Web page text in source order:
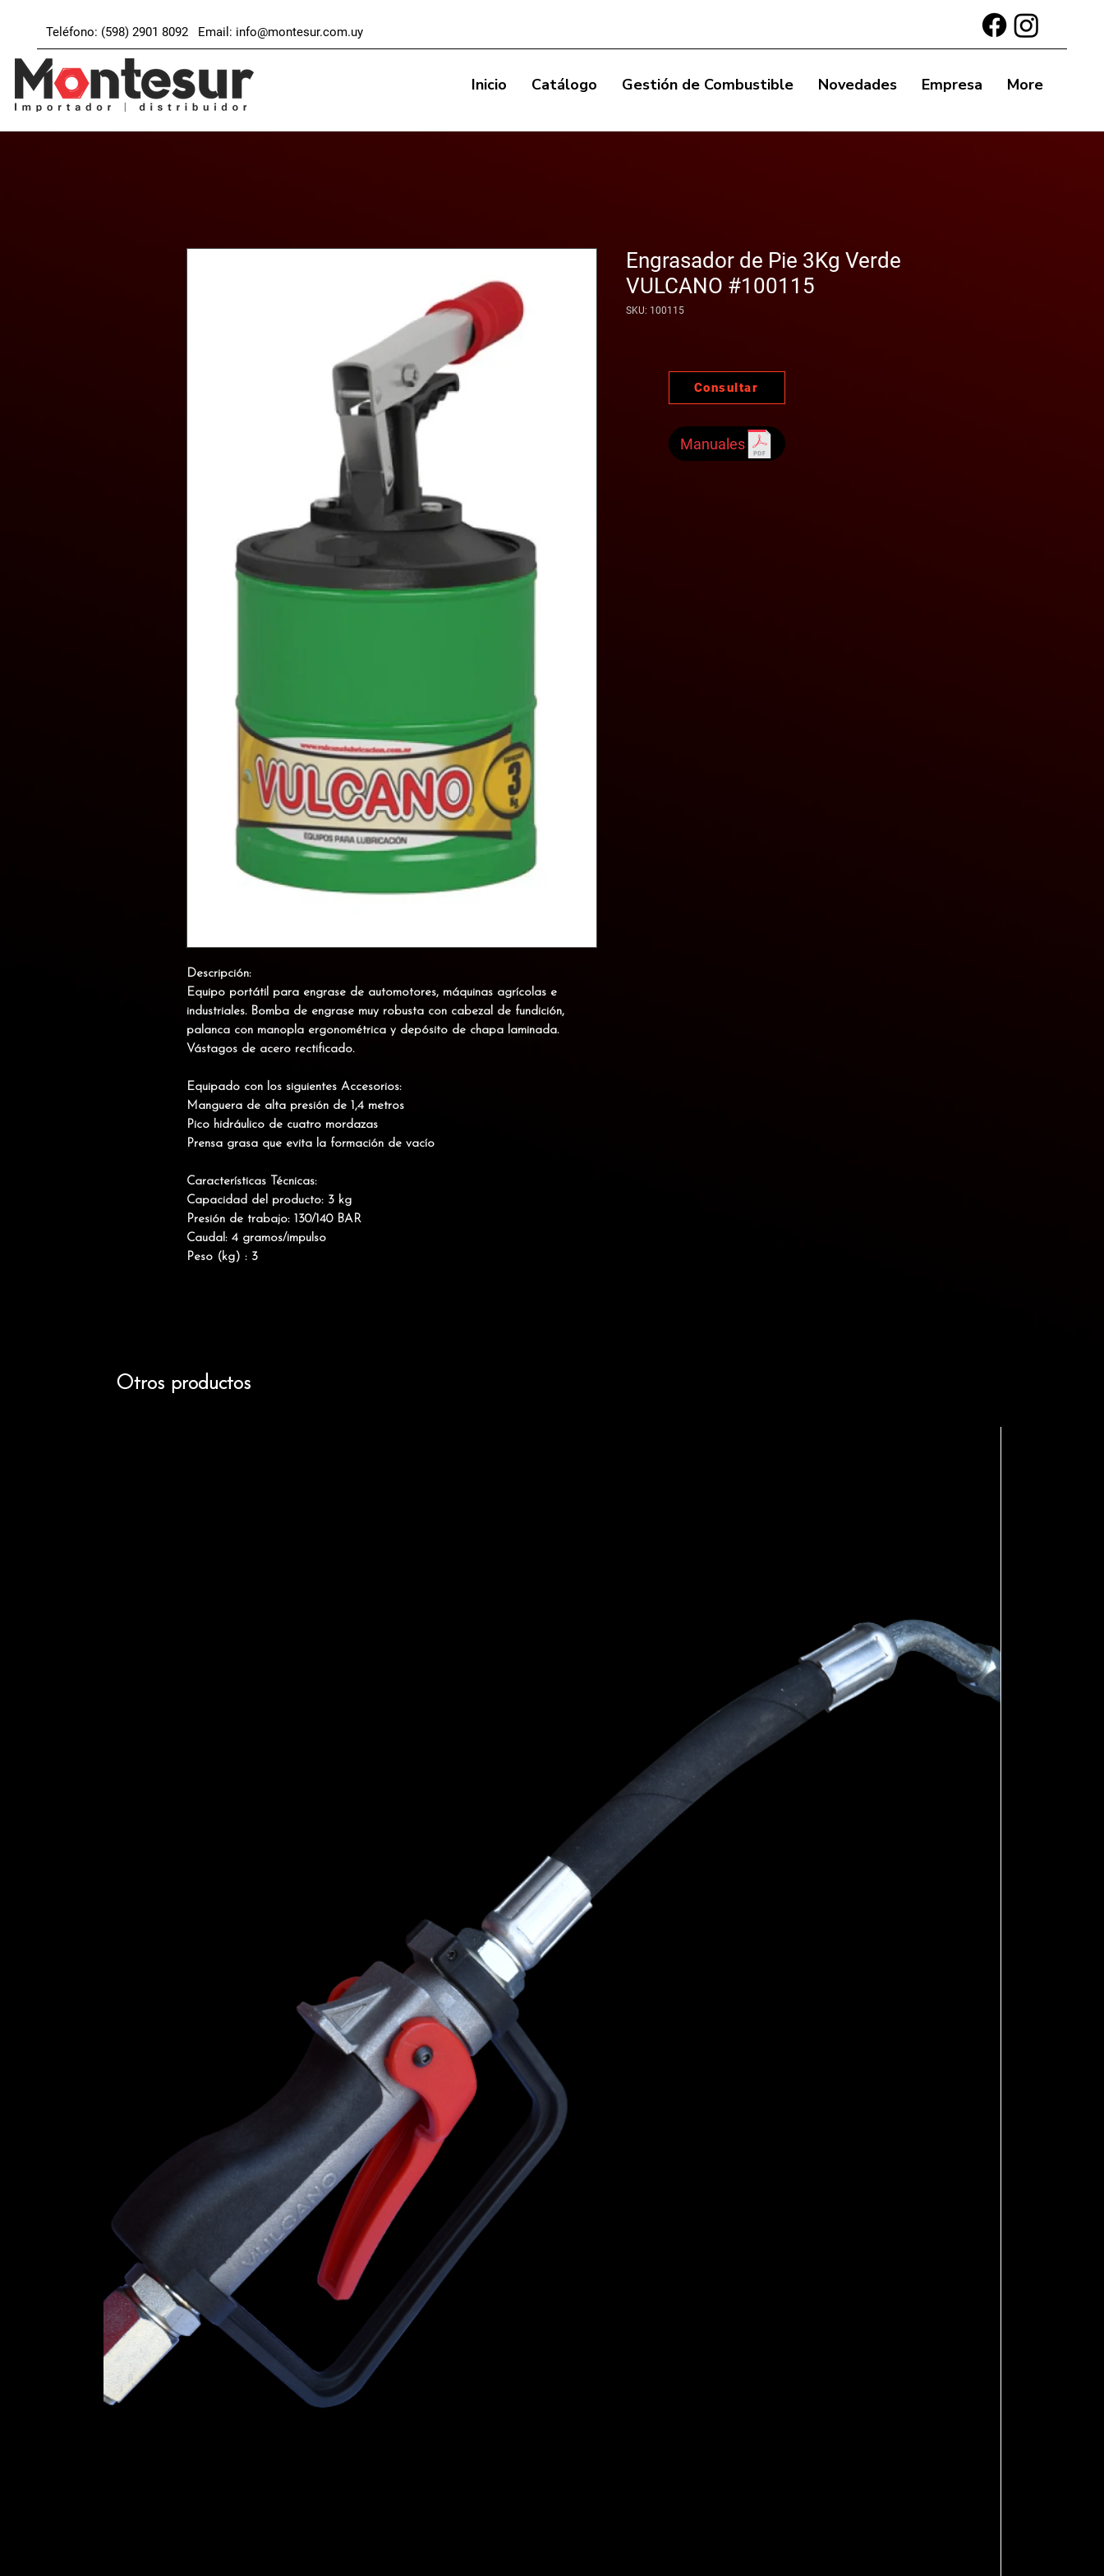
Teléfono: (598) 2901 8092 Email: info@montesur.com.uy
Inicio Catálogo Gestión de Combustible Novedades Empresa More
Descripción:
Equipo portátil para engrase de automotores, máquinas agrícolas e
industriales. Bomba de engrase muy robusta con cabezal de fundición,
palanca con manopla ergonométrica y depósito de chapa laminada.
Vástagos de acero rectificado.
Equipado con los siguientes Accesorios:
Manguera de alta presión de 1,4 metros
Pico hidráulico de cuatro mordazas
Prensa grasa que evita la formación de vacío
Características Técnicas:
Capacidad del producto: 3 kg
Presión de trabajo: 130/140 BAR
Caudal: 4 gramos/impulso
Peso (kg) : 3
Engrasador de Pie 3Kg Verde
VULCANO #100115
SKU: 100115
Consultar
Manuales
Otros productos